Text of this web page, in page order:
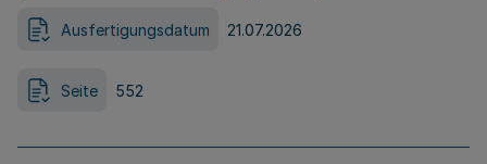
Ausfertigungsdatum 21.07.2026
Seite 552